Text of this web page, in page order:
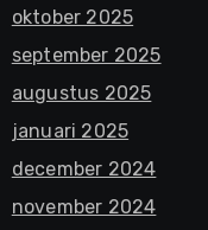
oktober 2025
september 2025
augustus 2025
januari 2025
december 2024
november 2024